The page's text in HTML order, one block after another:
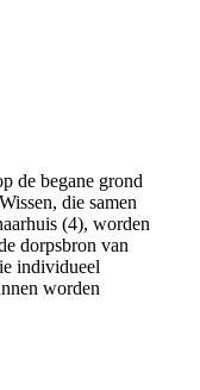
de begane grond
die samen
(4), worden
dorpsbron van
individueel
worden